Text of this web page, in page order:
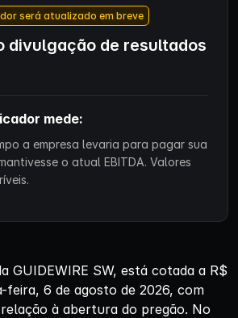
será atualizado em breve
divulgação de resultados
mede:
a empresa levaria para pagar sua
o atual EBITDA. Valores
GUIDEWIRE SW, está cotada a R$
feira, 6 de agosto de 2026, com
à abertura do pregão. No